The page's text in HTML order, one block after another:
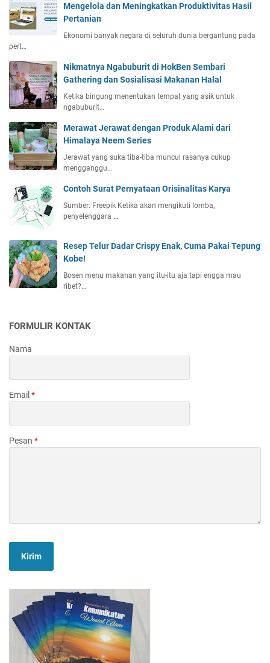
Mengelola dan Meningkatkan Produktivitas Hasil
Pertanian
Ekonomi banyak negara di seluruh dunia bergantung pada
pert…
Nikmatnya Ngabuburit di HokBen Sembari
Gathering dan Sosialisasi Makanan Halal
Ketika bingung menentukan tempat yang asik untuk
ngabuburit…
Merawat Jerawat dengan Produk Alami dari
Himalaya Neem Series
Jerawat yang suka tiba-tiba muncul rasanya cukup
mengganggu…
Contoh Surat Pernyataan Orisinalitas Karya
Sumber: Freepik Ketika akan mengikuti lomba,
penyelenggara …
Resep Telur Dadar Crispy Enak, Cuma Pakai Tepung
Kobe!
Bosen menu makanan yang itu-itu aja tapi engga mau
ribet?…
FORMULIR KONTAK
Nama
Email *
Pesan *